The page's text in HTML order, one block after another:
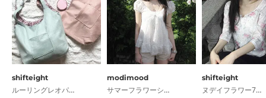
shifteight
ルーリングレオパード配色ショルダーバッグトートバッグ2color
modimood
サマーフラワーシフォンブラウス - 2color
shifteight
ヌデイフラワー7分半袖Tシャツ2color